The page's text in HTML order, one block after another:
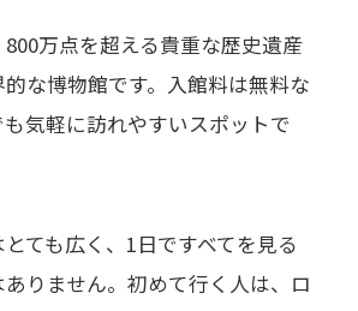
万点を超える貴重な歴史遺産
な博物館です。入館料は無料な
気軽に訪れやすいスポットで
ても広く、1日ですべてを見る
りません。初めて行く人は、ロ